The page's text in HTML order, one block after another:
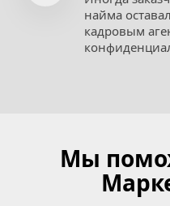
найма
кадровым
Мы